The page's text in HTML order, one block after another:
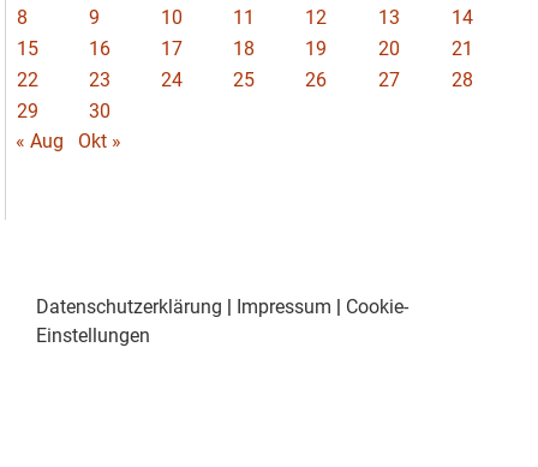
8
9 10 11 12 13
14
15
16 17 18 19 20
21
22
23 24 25 26 27
28
29
30
« Aug
Okt »
Datenschutzerklärung | Impressum | Cookie-
Einstellungen